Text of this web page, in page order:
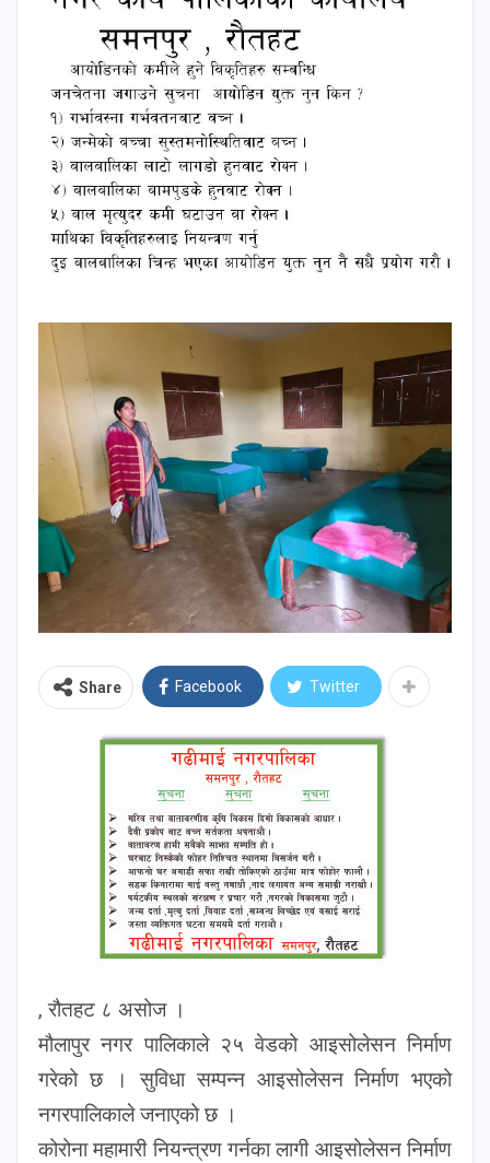
Share Facebook Twitter
, रौतहट ८ असोज ।
मौलापुर नगर पालिकाले २५ वेडको आइसोलेसन निर्माण
गरेको छ । सुविधा सम्पन्न आइसोलेसन निर्माण भएको
नगरपालिकाले जनाएको छ ।
कोरोना महामारी नियन्त्रण गर्नका लागी आइसोलेसन निर्माण